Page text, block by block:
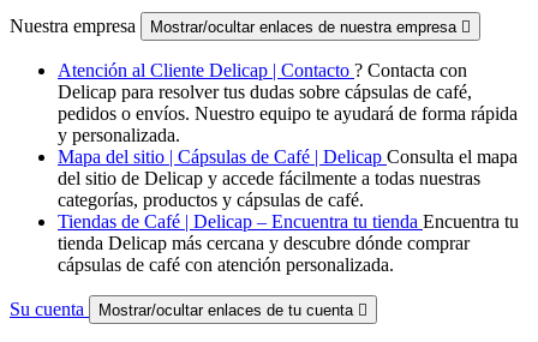
Nuestra empresa Mostrar/ocultar enlaces de nuestra empresa 
Atención al Cliente Delicap | Contacto ? Contacta con
Delicap para resolver tus dudas sobre cápsulas de café,
pedidos o envíos. Nuestro equipo te ayudará de forma rápida
y personalizada.
Mapa del sitio | Cápsulas de Café | Delicap Consulta el mapa
del sitio de Delicap y accede fácilmente a todas nuestras
categorías, productos y cápsulas de café.
Tiendas de Café | Delicap – Encuentra tu tienda Encuentra tu
tienda Delicap más cercana y descubre dónde comprar
cápsulas de café con atención personalizada.
Su cuenta Mostrar/ocultar enlaces de tu cuenta 